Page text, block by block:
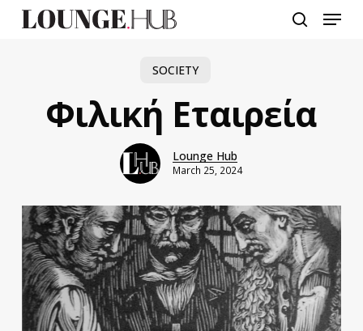
Menu
SOCIETY
Φιλική Εταιρεία
Lounge Hub
March 25, 2024